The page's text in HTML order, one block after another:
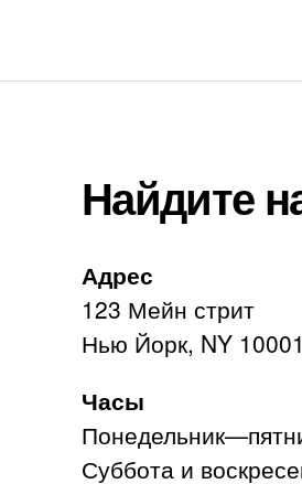
Найдите
Адрес
123 Мейн стрит
Нью Йорк, NY 10001
Часы
Суббота и